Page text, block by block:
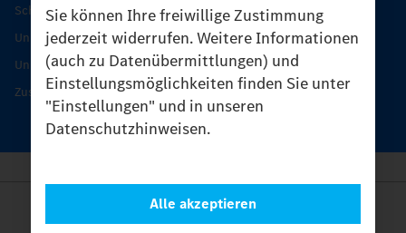
Sie können Ihre freiwillige Zustimmung
jederzeit widerrufen. Weitere Informationen
(auch zu Datenübermittlungen) und
Einstellungsmöglichkeiten finden Sie unter
"Einstellungen" und in unseren
Datenschutzhinweisen.
Alle akzeptieren
Schutz und Werterhalt
Unimog Serviceangebot
Unimog Servicetage
Zusatzleistungen
Anbieter